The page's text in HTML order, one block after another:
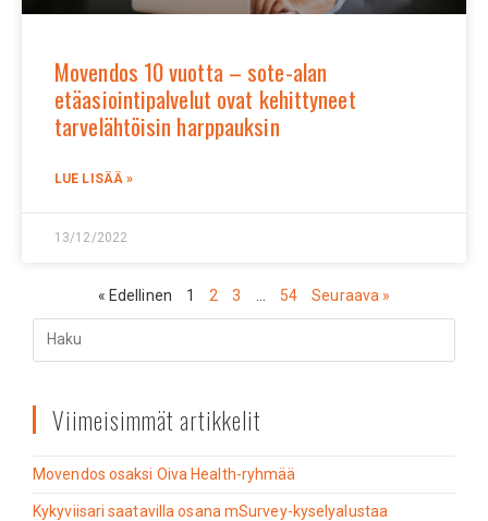
Movendos 10 vuotta – sote-alan
etäasiointipalvelut ovat kehittyneet
tarvelähtöisin harppauksin
LUE LISÄÄ »
13/12/2022
« Edellinen 1 2 3 54 Seuraava »
Viimeisimmät artikkelit
Movendos osaksi Oiva Health-ryhmää
Kykyviisari saatavilla osana mSurvey-kyselyalustaa